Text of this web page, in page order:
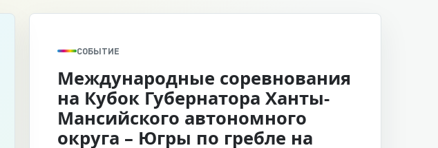
СОБЫТИЕ
Международные соревнования
на Кубок Губернатора Ханты-
Мансийского автономного
округа – Югры по гребле на